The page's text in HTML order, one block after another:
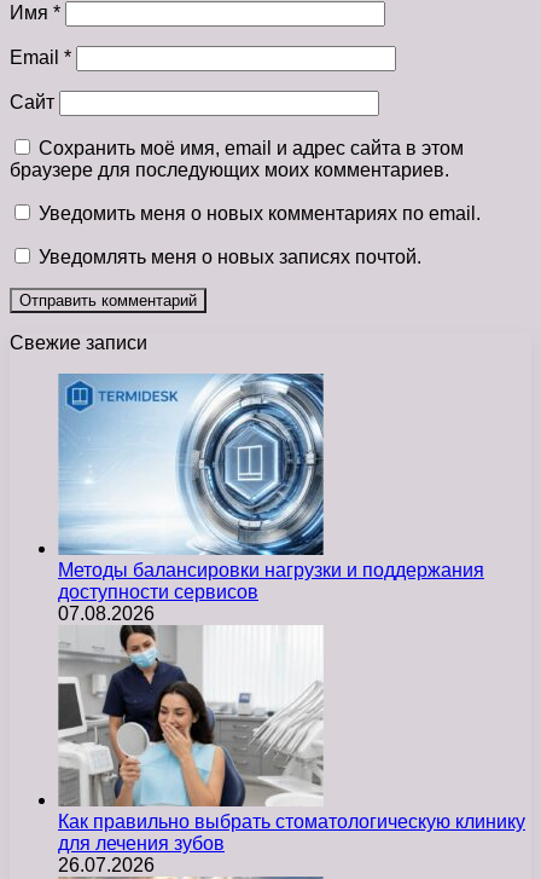
Имя *
Email *
Сайт
Сохранить моё имя, email и адрес сайта в этом
браузере для последующих моих комментариев.
Уведомить меня о новых комментариях по email.
Уведомлять меня о новых записях почтой.
Свежие записи
Методы балансировки нагрузки и поддержания
доступности сервисов
07.08.2026
Как правильно выбрать стоматологическую клинику
для лечения зубов
26.07.2026